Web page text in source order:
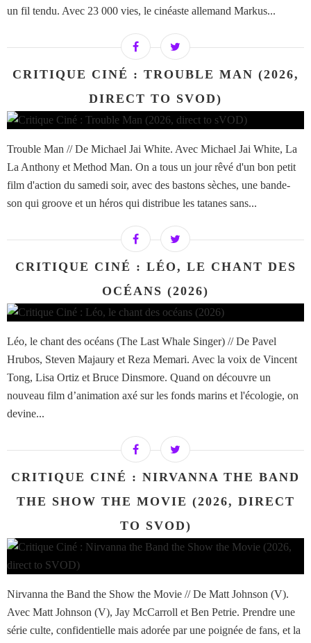
un fil tendu. Avec 23 000 vies, le cinéaste allemand Markus...
CRITIQUE CINÉ : TROUBLE MAN (2026,
DIRECT TO SVOD)
Trouble Man // De Michael Jai White. Avec Michael Jai White, La
La Anthony et Method Man. On a tous un jour rêvé d'un bon petit
film d'action du samedi soir, avec des bastons sèches, une bande-
son qui groove et un héros qui distribue les tatanes sans...
CRITIQUE CINÉ : LÉO, LE CHANT DES
OCÉANS (2026)
Léo, le chant des océans (The Last Whale Singer) // De Pavel
Hrubos, Steven Majaury et Reza Memari. Avec la voix de Vincent
Tong, Lisa Ortiz et Bruce Dinsmore. Quand on découvre un
nouveau film d’animation axé sur les fonds marins et l'écologie, on
devine...
CRITIQUE CINÉ : NIRVANNA THE BAND
THE SHOW THE MOVIE (2026, DIRECT
TO SVOD)
Nirvanna the Band the Show the Movie // De Matt Johnson (V).
Avec Matt Johnson (V), Jay McCarroll et Ben Petrie. Prendre une
série culte, confidentielle mais adorée par une poignée de fans, et la